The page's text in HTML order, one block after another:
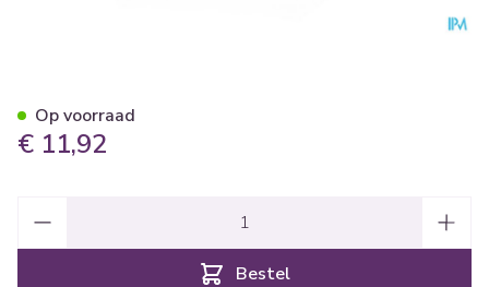
€ 11,92
Bestel
Op voorraad